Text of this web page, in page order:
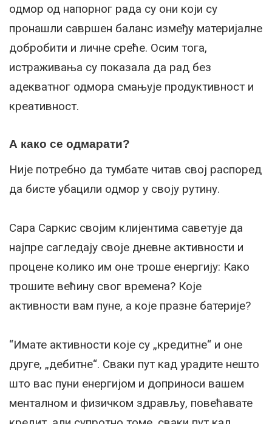
одмор од напорног рада су они који су
пронашли савршен баланс између материјалне
добробити и личне среће. Осим тога,
истраживања су показала да рад без
адекватног одмора смањује продуктивност и
креативност.
А како се одмарати?
Није потребно да тумбате читав свој распоред
да бисте убацили одмор у своју рутину.
Сара Саркис својим клијентима саветује да
најпре сагледају своје дневне активности и
процене колико им оне троше енергију: Како
трошите већину свог времена? Које
активности вам пуне, а које празне батерије?
“Имате активности које су „кредитне“ и оне
друге, „дебитне“. Сваки пут кад урадите нешто
што вас пуни енергијом и доприноси вашем
менталном и физичком здрављу, повећавате